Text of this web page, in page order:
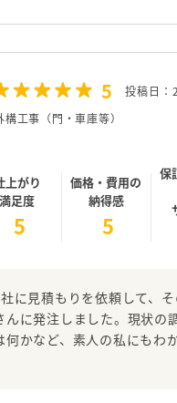
5 投稿日：
構工事（門・車庫等）
上がり
満足度
5
価格・費用の
納得感
5
保
に見積もりを依頼して、
に発注しました。現状の
かなど、素人の私にもわ